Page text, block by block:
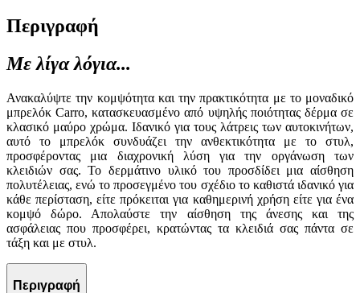
Περιγραφή
Με λίγα λόγια...
Ανακαλύψτε την κομψότητα και την πρακτικότητα με το μοναδικό
μπρελόκ Carro, κατασκευασμένο από υψηλής ποιότητας δέρμα σε
κλασικό μαύρο χρώμα. Ιδανικό για τους λάτρεις των αυτοκινήτων,
αυτό το μπρελόκ συνδυάζει την ανθεκτικότητα με το στυλ,
προσφέροντας μια διαχρονική λύση για την οργάνωση των
κλειδιών σας. Το δερμάτινο υλικό του προσδίδει μια αίσθηση
πολυτέλειας, ενώ το προσεγμένο του σχέδιο το καθιστά ιδανικό για
κάθε περίσταση, είτε πρόκειται για καθημερινή χρήση είτε για ένα
κομψό δώρο. Απολαύστε την αίσθηση της άνεσης και της
ασφάλειας που προσφέρει, κρατώντας τα κλειδιά σας πάντα σε
τάξη και με στυλ.
Περιγραφή